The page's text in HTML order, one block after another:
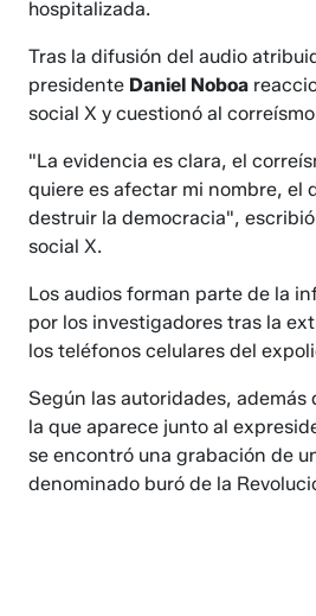
hospitalizada.
Tras la difusión del audio
presidente Daniel Noboa
social X y cuestionó al
"La evidencia es clara, el
quiere es afectar mi nombre, el
destruir la democracia",
social X.
Los audios forman parte de la
por los investigadores tras la
los teléfonos celulares del
Según las autoridades,
la que aparece junto al
se encontró una grabación de
denominado buró de la